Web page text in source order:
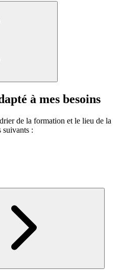
à mes besoins
de la formation et le lieu de la
suivants :